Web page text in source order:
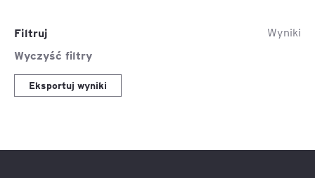
Filtruj
Wyczyść filtry
Wyniki
Eksportuj wyniki